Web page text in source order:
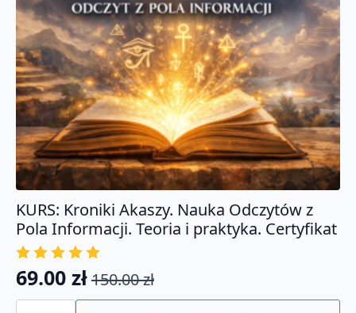
KURS: Kroniki Akaszy. Nauka Odczytów z
Pola Informacji. Teoria i praktyka. Certyfikat
150.00zł
Pierwotna
69.00 zł
Aktualna
ilość